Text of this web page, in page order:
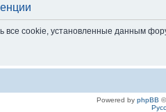
все cookie, установленные данным
Powered by phpBB